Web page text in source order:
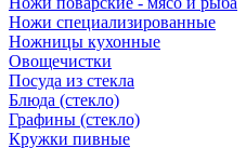
Ножи специализированные
Ножницы кухонные
Овощечистки
Посуда из стекла
Блюда (стекло)
Графины (стекло)
Кружки пивные